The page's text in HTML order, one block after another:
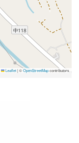
Leaflet|©OpenStreetMapcontributors